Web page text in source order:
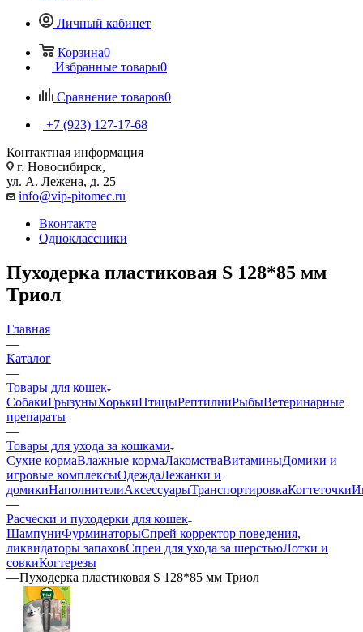
Личный кабинет
Корзина0
Избранные товары0
Сравнение товаров0
+7 (923) 127-17-68
Контактная информация
г. Новосибирск,
ул. А. Лежена, д. 25
info@vip-pitomec.ru
Вконтакте
Одноклассники
Пуходерка пластиковая S 128*85 мм
Триол
Главная
—
Каталог
—
Товары для кошек
СобакиГрызуныХорькиПтицыРептилииРыбыВетеринарные
препараты
—
Товары для ухода за кошками
Сухие кормаВлажные кормаЛакомстваВитаминыДомики и
игровые комплексыОдеждаЛежанки и
домикиНаполнителиАксессуарыТранспортировкаКогтеточки
—
Расчески и пуходерки для кошек
ШампуниФурминаторыСпрей корректор поведения,
ликвидаторы запаховСпреи для ухода за шерстьюЛотки и
совкиКогтерезы
—Пуходерка пластиковая S 128*85 мм Триол